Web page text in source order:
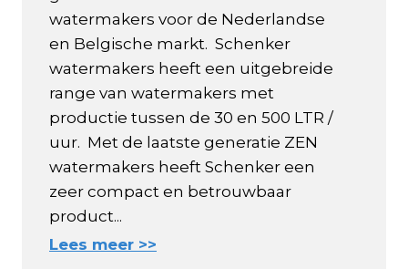
watermakers voor de Nederlandse
en Belgische markt. Schenker
watermakers heeft een uitgebreide
range van watermakers met
productie tussen de 30 en 500 LTR /
uur. Met de laatste generatie ZEN
watermakers heeft Schenker een
zeer compact en betrouwbaar
product...
Lees meer >>